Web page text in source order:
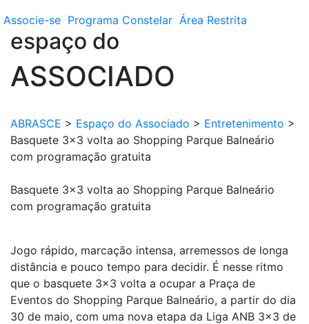
Associe-se Programa Constelar Área Restrita
espaço do
ASSOCIADO
ABRASCE > Espaço do Associado > Entretenimento >
Basquete 3×3 volta ao Shopping Parque Balneário
com programação gratuita
Basquete 3×3 volta ao Shopping Parque Balneário
com programação gratuita
Jogo rápido, marcação intensa, arremessos de longa
distância e pouco tempo para decidir. É nesse ritmo
que o basquete 3×3 volta a ocupar a Praça de
Eventos do Shopping Parque Balneário, a partir do dia
30 de maio, com uma nova etapa da Liga ANB 3×3 de